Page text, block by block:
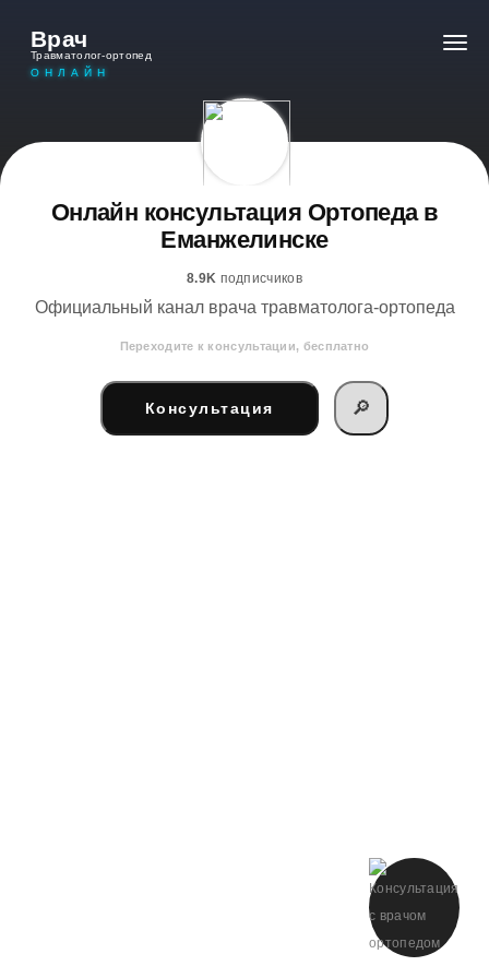
Врач
Травматолог-ортопед
ОНЛАЙН
Онлайн консультация Ортопеда в
Еманжелинске
8.9K подписчиков
Официальный канал врача травматолога-ортопеда
Переходите к консультации, бесплатно
Консультация 🔎